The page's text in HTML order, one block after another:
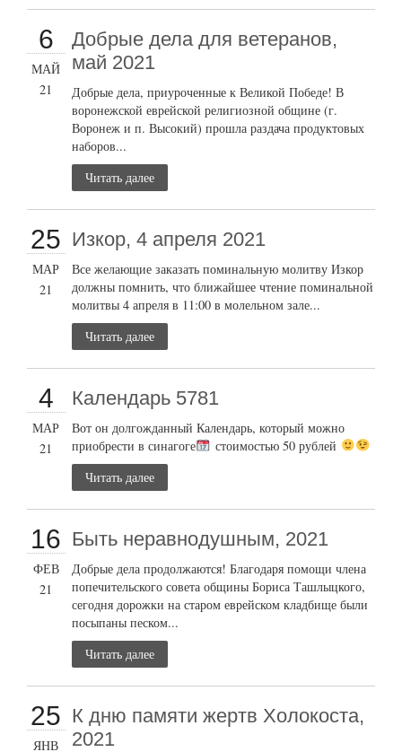
6
МАЙ
21
Добрые дела для ветеранов,
май 2021
Добрые дела, приуроченные к Великой Победе! В
воронежской еврейской религиозной общине (г.
Воронеж и п. Высокий) прошла раздача продуктовых
наборов...
Читать далее
25
МАР
21
Изкор, 4 апреля 2021
Все желающие заказать поминальную молитву Изкор
должны помнить, что ближайшее чтение поминальной
молитвы 4 апреля в 11:00 в молельном зале...
Читать далее
4
МАР
21
Календарь 5781
Вот он долгожданный Календарь, который можно
приобрести в синагоге
стоимостью 50 рублей
Читать далее
16
ФЕВ
21
Быть неравнодушным, 2021
Добрые дела продолжаются! Благодаря помощи члена
попечительского совета общины Бориса Ташлыцкого,
сегодня дорожки на старом еврейском кладбище были
посыпаны песком...
Читать далее
25
ЯНВ
К дню памяти жертв Холокоста,
2021